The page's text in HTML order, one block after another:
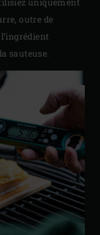
outre de
sauteuse.